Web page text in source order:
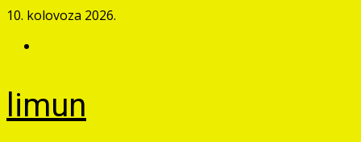
Skip
content
10. kolovoza 2026.
limun